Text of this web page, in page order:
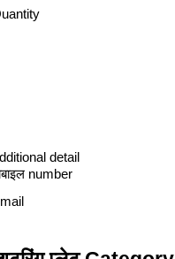
detail
number